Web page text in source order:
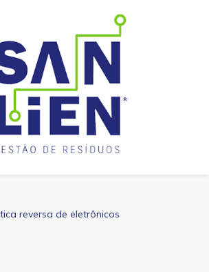
reversa de eletrônicos